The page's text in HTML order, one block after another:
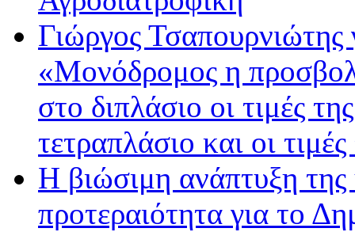
Γιώργος
«Μονόδρομος η
στο διπλάσιο οι τιμές
τετραπλάσιο και οι
Η βιώσιμη ανάπτυξη της
προτεραιότητα για το